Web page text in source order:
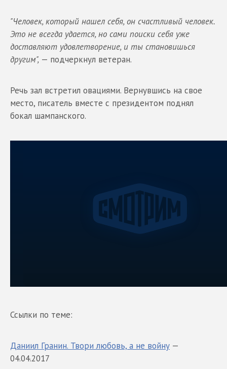
"Человек, который нашел себя, он счастливый человек.
Это не всегда удается, но сами поиски себя уже
доставляют удовлетворение, и ты становишься
другим", — подчеркнул ветеран.
Речь зал встретил овациями. Вернувшись на свое
место, писатель вместе с президентом поднял
бокал шампанского.
Ссылки по теме:
Даниил Гранин. Твори любовь, а не войну —
04.04.2017